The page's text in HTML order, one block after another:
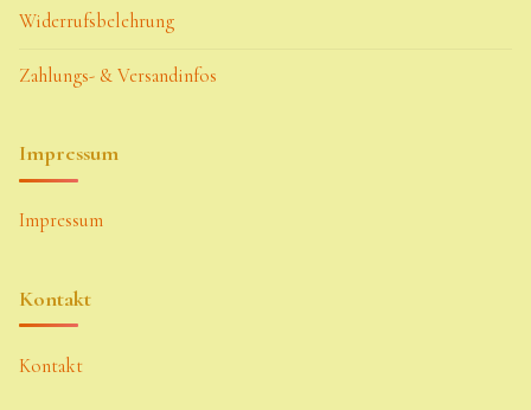
Widerrufsbelehrung
Zahlungs- & Versandinfos
Impressum
Impressum
Kontakt
Kontakt